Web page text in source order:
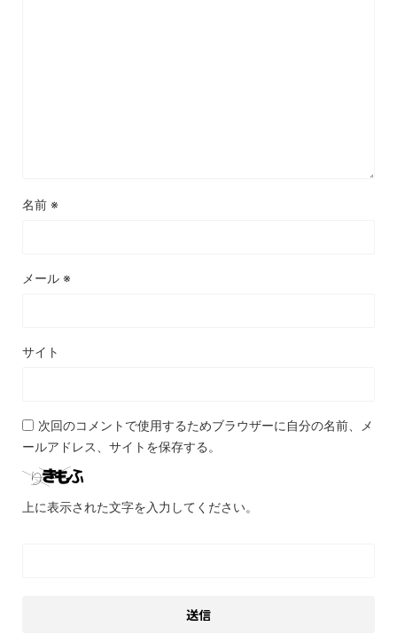
名前 ※
メール ※
サイト
次回のコメントで使用するためブラウザーに自分の名前、メ
ールアドレス、サイトを保存する。
上に表示された文字を入力してください。